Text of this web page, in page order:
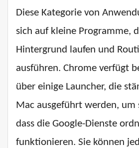
Diese Kategorie von
sich auf kleine Programme,
Hintergrund laufen und
ausführen. Chrome verfügt
über einige Launcher, die
Mac ausgeführt werden, um
dass die Google-Dienste
funktionieren. Sie können